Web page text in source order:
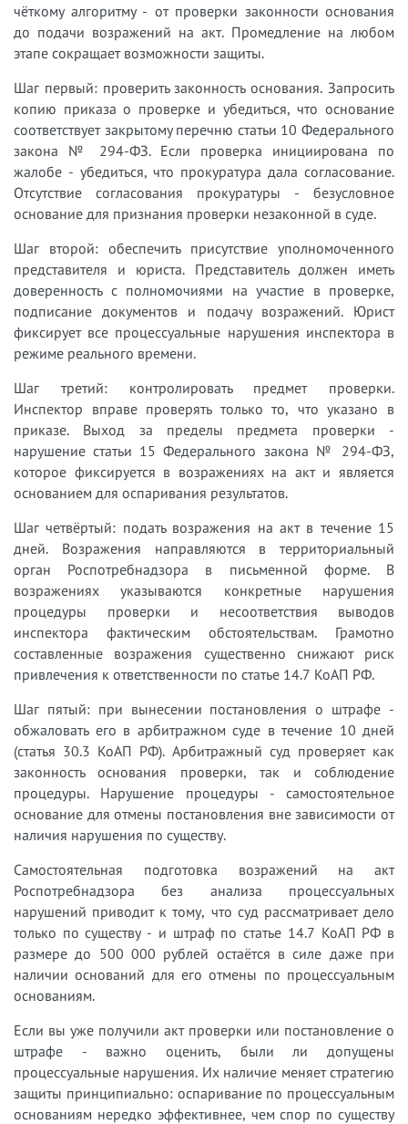
чёткому алгоритму - от проверки законности основания
до подачи возражений на акт. Промедление на любом
этапе сокращает возможности защиты.
Шаг первый: проверить законность основания. Запросить
копию приказа о проверке и убедиться, что основание
соответствует закрытому перечню статьи 10 Федерального
закона № 294-ФЗ. Если проверка инициирована по
жалобе - убедиться, что прокуратура дала согласование.
Отсутствие согласования прокуратуры - безусловное
основание для признания проверки незаконной в суде.
Шаг второй: обеспечить присутствие уполномоченного
представителя и юриста. Представитель должен иметь
доверенность с полномочиями на участие в проверке,
подписание документов и подачу возражений. Юрист
фиксирует все процессуальные нарушения инспектора в
режиме реального времени.
Шаг третий: контролировать предмет проверки.
Инспектор вправе проверять только то, что указано в
приказе. Выход за пределы предмета проверки -
нарушение статьи 15 Федерального закона № 294-ФЗ,
которое фиксируется в возражениях на акт и является
основанием для оспаривания результатов.
Шаг четвёртый: подать возражения на акт в течение 15
дней. Возражения направляются в территориальный
орган Роспотребнадзора в письменной форме. В
возражениях указываются конкретные нарушения
процедуры проверки и несоответствия выводов
инспектора фактическим обстоятельствам. Грамотно
составленные возражения существенно снижают риск
привлечения к ответственности по статье 14.7 КоАП РФ.
Шаг пятый: при вынесении постановления о штрафе -
обжаловать его в арбитражном суде в течение 10 дней
(статья 30.3 КоАП РФ). Арбитражный суд проверяет как
законность основания проверки, так и соблюдение
процедуры. Нарушение процедуры - самостоятельное
основание для отмены постановления вне зависимости от
наличия нарушения по существу.
Самостоятельная подготовка возражений на акт
Роспотребнадзора без анализа процессуальных
нарушений приводит к тому, что суд рассматривает дело
только по существу - и штраф по статье 14.7 КоАП РФ в
размере до 500 000 рублей остаётся в силе даже при
наличии оснований для его отмены по процессуальным
основаниям.
Если вы уже получили акт проверки или постановление о
штрафе - важно оценить, были ли допущены
процессуальные нарушения. Их наличие меняет стратегию
защиты принципиально: оспаривание по процессуальным
основаниям нередко эффективнее, чем спор по существу